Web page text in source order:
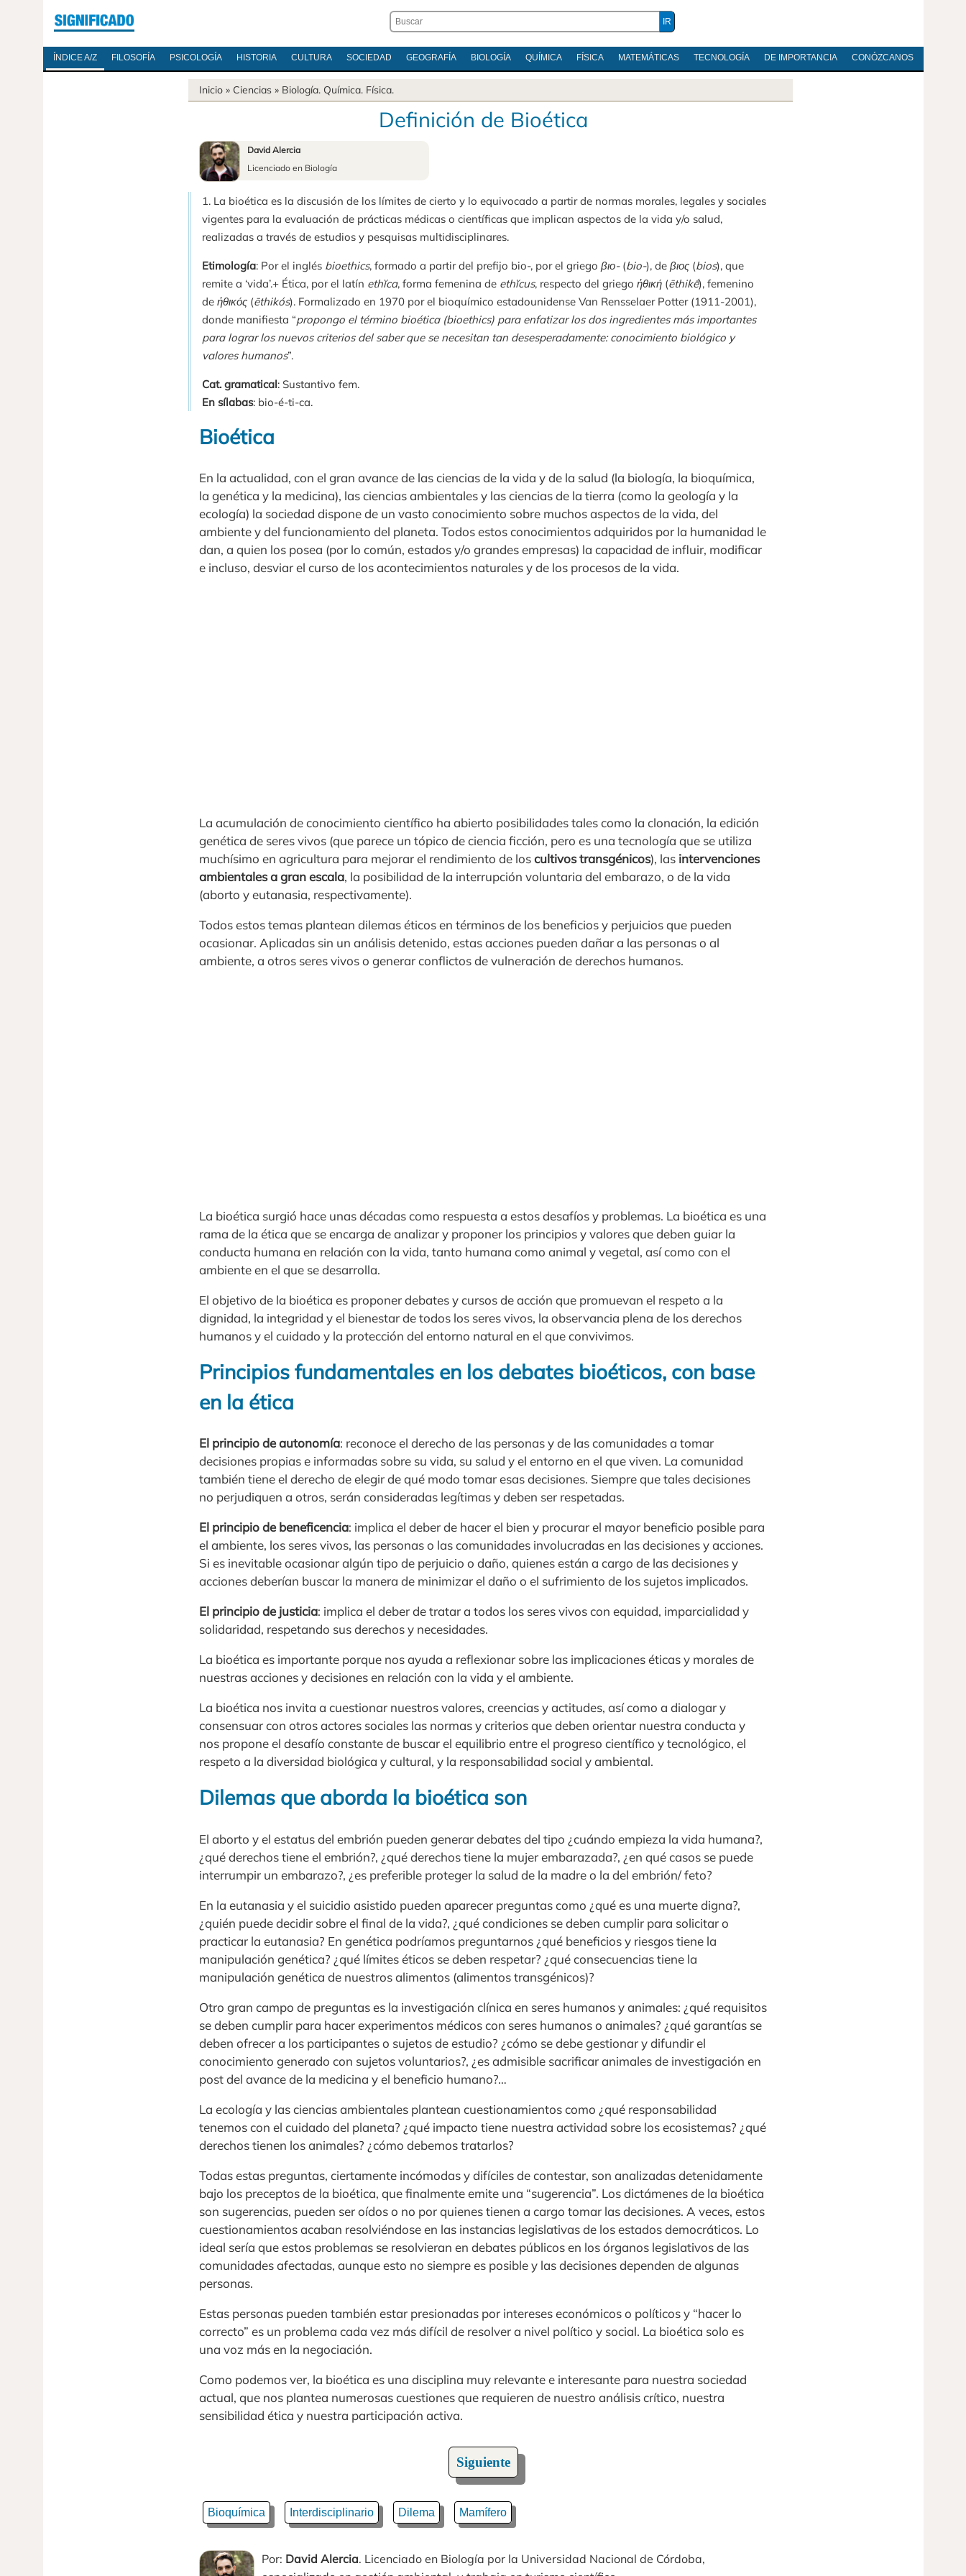
ÍNDICE A/Z FILOSOFÍA PSICOLOGÍA HISTORIA CULTURA SOCIEDAD GEOGRAFÍA BIOLOGÍA QUÍMICA FÍSICA MATEMÁTICAS TECNOLOGÍA DE IMPORTANCIA CONÓZCANOS
Inicio » Ciencias » Biología. Química. Física.
Definición de Bioética
David Alercia
Licenciado en Biología
1. La bioética es la discusión de los límites de cierto y lo equivocado a partir de normas morales, legales y sociales
vigentes para la evaluación de prácticas médicas o científicas que implican aspectos de la vida y/o salud,
realizadas a través de estudios y pesquisas multidisciplinares.
Etimología: Por el inglés bioethics, formado a partir del prefijo bio-, por el griego βιο-(bio-), de βιος (bios), que
remite a ‘vida’.+ Ética, por el latín ethĭca, forma femenina de ethĭcus, respecto del griego ἠθική (ēthikḗ), femenino
de ἠθικός (ēthikós). Formalizado en 1970 por el bioquímico estadounidense Van Rensselaer Potter (1911-2001),
donde manifiesta “propongo el término bioética (bioethics) para enfatizar los dos ingredientes más importantes
para lograr los nuevos criterios del saber que se necesitan tan desesperadamente: conocimiento biológico y
valores humanos”.
Cat. gramatical: Sustantivo fem.
En sílabas: bio-é-ti-ca.
Bioética
En la actualidad, con el gran avance de las ciencias de la vida y de la salud (la biología, la bioquímica,
la genética y la medicina), las ciencias ambientales y las ciencias de la tierra (como la geología y la
ecología) la sociedad dispone de un vasto conocimiento sobre muchos aspectos de la vida, del
ambiente y del funcionamiento del planeta. Todos estos conocimientos adquiridos por la humanidad le
dan, a quien los posea (por lo común, estados y/o grandes empresas) la capacidad de influir, modificar
e incluso, desviar el curso de los acontecimientos naturales y de los procesos de la vida.
La acumulación de conocimiento científico ha abierto posibilidades tales como la clonación, la edición
genética de seres vivos (que parece un tópico de ciencia ficción, pero es una tecnología que se utiliza
muchísimo en agricultura para mejorar el rendimiento de loscultivos transgénicos), las intervenciones
ambientales a gran escala, la posibilidad de la interrupción voluntaria del embarazo, o de la vida
(aborto y eutanasia, respectivamente).
Todos estos temas plantean dilemas éticos en términos de los beneficios y perjuicios que pueden
ocasionar. Aplicadas sin un análisis detenido, estas acciones pueden dañar a las personas o al
ambiente, a otros seres vivos o generar conflictos de vulneración de derechos humanos.
La bioética surgió hace unas décadas como respuesta a estos desafíos y problemas. La bioética es una
rama de la ética que se encarga de analizar y proponer los principios y valores que deben guiar la
conducta humana en relación con la vida, tanto humana como animal y vegetal, así como con el
ambiente en el que se desarrolla.
El objetivo de la bioética es proponer debates y cursos de acción que promuevan el respeto a la
dignidad, la integridad y el bienestar de todos los seres vivos, la observancia plena de los derechos
humanos y el cuidado y la protección del entorno natural en el que convivimos.
Principios fundamentales en los debates bioéticos, con base
en la ética
El principio de autonomía: reconoce el derecho de las personas y de las comunidades a tomar
decisiones propias e informadas sobre su vida, su salud y el entorno en el que viven. La comunidad
también tiene el derecho de elegir de qué modo tomar esas decisiones. Siempre que tales decisiones
no perjudiquen a otros, serán consideradas legítimas y deben ser respetadas.
El principio de beneficencia: implica el deber de hacer el bien y procurar el mayor beneficio posible para
el ambiente, los seres vivos, las personas o las comunidades involucradas en las decisiones y acciones.
Si es inevitable ocasionar algún tipo de perjuicio o daño, quienes están a cargo de las decisiones y
acciones deberían buscar la manera de minimizar el daño o el sufrimiento de los sujetos implicados.
El principio de justicia: implica el deber de tratar a todos los seres vivos con equidad, imparcialidad y
solidaridad, respetando sus derechos y necesidades.
La bioética es importante porque nos ayuda a reflexionar sobre las implicaciones éticas y morales de
nuestras acciones y decisiones en relación con la vida y el ambiente.
La bioética nos invita a cuestionar nuestros valores, creencias y actitudes, así como a dialogar y
consensuar con otros actores sociales las normas y criterios que deben orientar nuestra conducta y
nos propone el desafío constante de buscar el equilibrio entre el progreso científico y tecnológico, el
respeto a la diversidad biológica y cultural, y la responsabilidad social y ambiental.
Dilemas que aborda la bioética son
El aborto y el estatus del embrión pueden generar debates del tipo ¿cuándo empieza la vida humana?,
¿qué derechos tiene el embrión?, ¿qué derechos tiene la mujer embarazada?, ¿en qué casos se puede
interrumpir un embarazo?, ¿es preferible proteger la salud de la madre o la del embrión/ feto?
En la eutanasia y el suicidio asistido pueden aparecer preguntas como ¿qué es una muerte digna?,
¿quién puede decidir sobre el final de la vida?, ¿qué condiciones se deben cumplir para solicitar o
practicar la eutanasia? En genética podríamos preguntarnos ¿qué beneficios y riesgos tiene la
manipulación genética? ¿qué límites éticos se deben respetar? ¿qué consecuencias tiene la
manipulación genética de nuestros alimentos (alimentos transgénicos)?
Otro gran campo de preguntas es la investigación clínica en seres humanos y animales: ¿qué requisitos
se deben cumplir para hacer experimentos médicos con seres humanos o animales? ¿qué garantías se
deben ofrecer a los participantes o sujetos de estudio? ¿cómo se debe gestionar y difundir el
conocimiento generado con sujetos voluntarios?, ¿es admisible sacrificar animales de investigación en
post del avance de la medicina y el beneficio humano?…
La ecología y las ciencias ambientales plantean cuestionamientos como ¿qué responsabilidad
tenemos con el cuidado del planeta? ¿qué impacto tiene nuestra actividad sobre los ecosistemas? ¿qué
derechos tienen los animales? ¿cómo debemos tratarlos?
Todas estas preguntas, ciertamente incómodas y difíciles de contestar, son analizadas detenidamente
bajo los preceptos de la bioética, que finalmente emite una “sugerencia”. Los dictámenes de la bioética
son sugerencias, pueden ser oídos o no por quienes tienen a cargo tomar las decisiones. A veces, estos
cuestionamientos acaban resolviéndose en las instancias legislativas de los estados democráticos. Lo
ideal sería que estos problemas se resolvieran en debates públicos en los órganos legislativos de las
comunidades afectadas, aunque esto no siempre es posible y las decisiones dependen de algunas
personas.
Estas personas pueden también estar presionadas por intereses económicos o políticos y “hacer lo
correcto” es un problema cada vez más difícil de resolver a nivel político y social. La bioética solo es
una voz más en la negociación.
Como podemos ver, la bioética es una disciplina muy relevante e interesante para nuestra sociedad
actual, que nos plantea numerosas cuestiones que requieren de nuestro análisis crítico, nuestra
sensibilidad ética y nuestra participación activa.
Siguiente
Bioquímica Interdisciplinario Dilema Mamífero
Por: David Alercia. Licenciado en Biología por la Universidad Nacional de Córdoba,